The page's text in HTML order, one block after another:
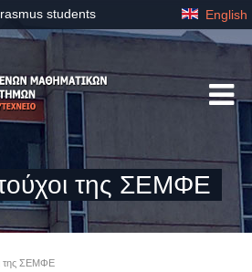
students English
της ΣΕΜΦΕ
της ΣΕΜΦΕ